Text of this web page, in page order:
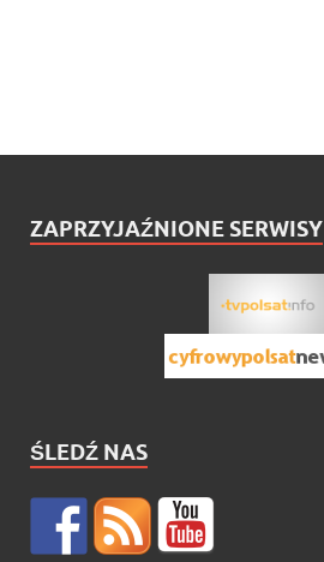
ZAPRZYJAŹNIONE SERWISY
ŚLEDŹ NAS